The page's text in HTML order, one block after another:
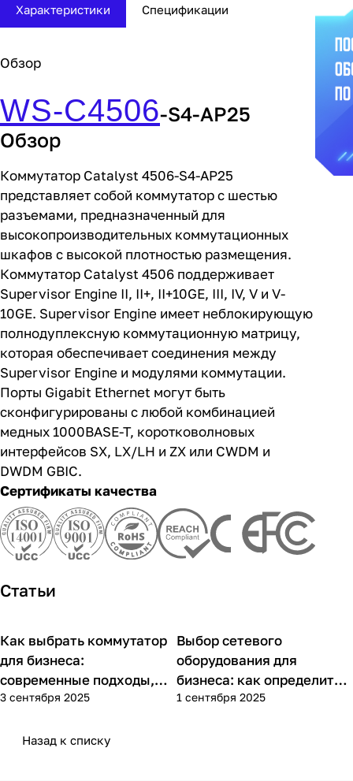
Характеристики
WS-C4506 -S4-AP25
Обзор
Коммутатор Catalyst 4506-S4-AP25
представляет собой коммутатор с шестью
разъемами, предназначенный для
высокопроизводительных коммутационных
шкафов с высокой плотностью размещения.
Коммутатор Catalyst 4506 поддерживает
Supervisor Engine II, II+, II+10GE, III, IV, V и V-
10GE. Supervisor Engine имеет неблокирующую
полнодуплексную коммутационную матрицу,
которая обеспечивает соединения между
Supervisor Engine и модулями коммутации.
Порты Gigabit Ethernet могут быть
сконфигурированы с любой комбинацией
медных 1000BASE-T, коротковолновых
интерфейсов SX, LX/LH и ZX или CWDM и
DWDM GBIC.
Сертификаты качества
Советы покупателям
Как выбрать коммутатор
для бизнеса:
современные подходы,
типовые ошибки
Советы покупателям
Выбор сетевого
оборудования для
бизнеса: как определить